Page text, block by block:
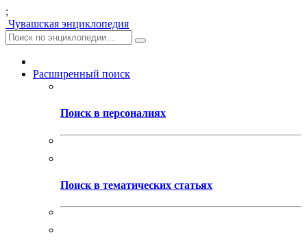
;
Чувашская энциклопедия
Расширенный поиск
Поиск в персоналиях
Поиск в тематических статьях